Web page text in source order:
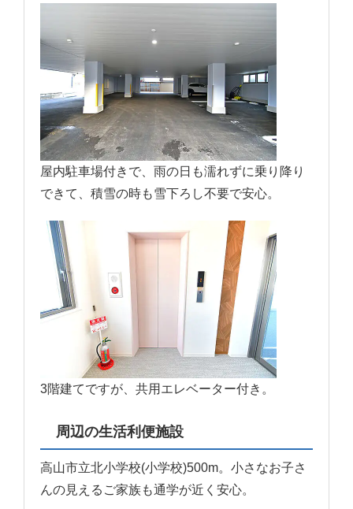
屋内駐車場付きで、雨の日も濡れずに乗り降り
できて、積雪の時も雪下ろし不要で安心。
3階建てですが、共用エレベーター付き。
周辺の生活利便施設
高山市立北小学校(小学校)500m。小さなお子さ
んの見えるご家族も通学が近く安心。